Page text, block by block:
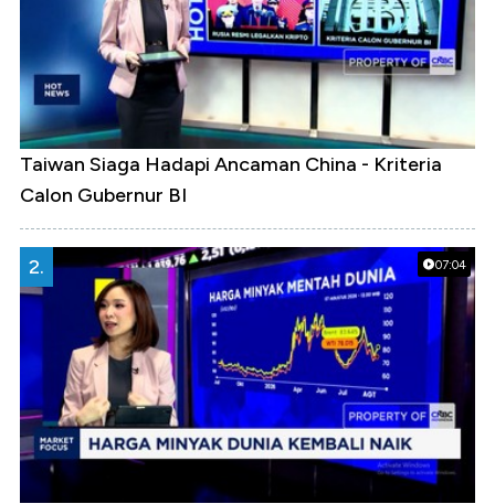
Taiwan Siaga Hadapi Ancaman China - Kriteria
Calon Gubernur BI
07:04
2.